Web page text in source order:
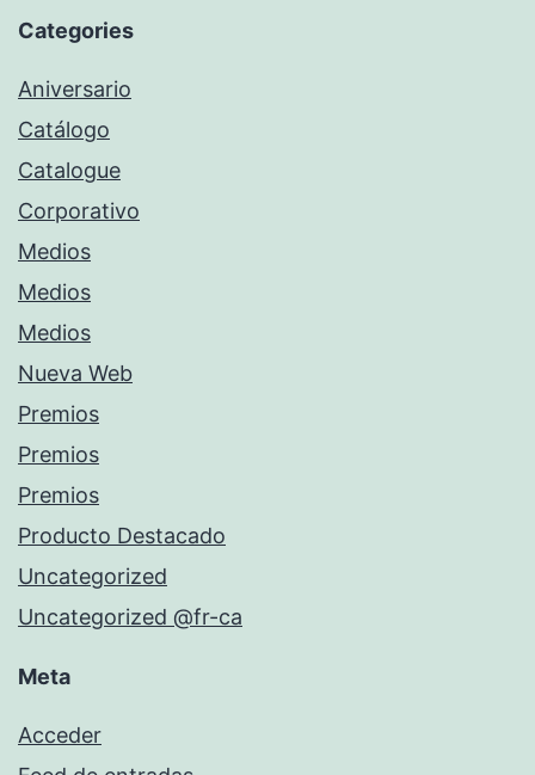
Categories
Aniversario
Catálogo
Catalogue
Corporativo
Medios
Medios
Medios
Nueva Web
Premios
Premios
Premios
Producto Destacado
Uncategorized
Uncategorized @fr-ca
Meta
Acceder